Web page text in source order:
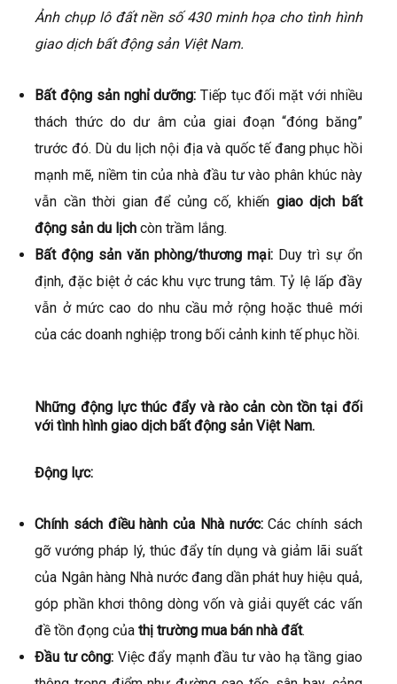
Ảnh chụp lô đất nền số 430 minh họa cho tình hình
giao dịch bất động sản Việt Nam.
Bất động sản nghỉ dưỡng: Tiếp tục đối mặt với nhiều
thách thức do dư âm của giai đoạn “đóng băng”
trước đó. Dù du lịch nội địa và quốc tế đang phục hồi
mạnh mẽ, niềm tin của nhà đầu tư vào phân khúc này
vẫn cần thời gian để củng cố, khiến giao dịch bất
động sản du lịch còn trầm lắng.
Bất động sản văn phòng/thương mại:Duy trì sự ổn
định, đặc biệt ở các khu vực trung tâm. Tỷ lệ lấp đầy
vẫn ở mức cao do nhu cầu mở rộng hoặc thuê mới
của các doanh nghiệp trong bối cảnh kinh tế phục hồi.
Những động lực thúc đẩy và rào cản còn tồn tại đối
với tình hình giao dịch bất động sản Việt Nam.
Động lực:
Chính sách điều hành của Nhà nước:Các chính sách
gỡ vướng pháp lý, thúc đẩy tín dụng và giảm lãi suất
của Ngân hàng Nhà nước đang dần phát huy hiệu quả,
góp phần khơi thông dòng vốn và giải quyết các vấn
đề tồn đọng củathị trường mua bán nhà đất.
Đầu tư công: Việc đẩy mạnh đầu tư vào hạ tầng giao